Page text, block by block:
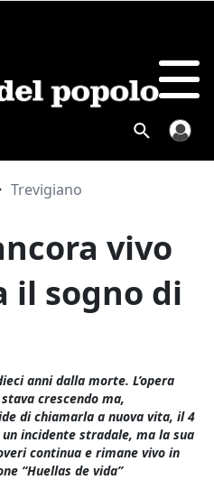
Trevigiano
vivo
il sogno di
anni dalla morte. L’opera
crescendo ma,
di chiamarla a nuova vita, il 4
incidente stradale, ma la sua
continua e rimane vivo in
“Huellas de vida”